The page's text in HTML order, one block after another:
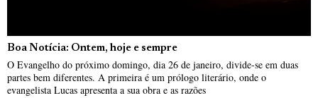
Boa Notícia: Ontem, hoje e sempre
O Evangelho do próximo domingo, dia 26 de janeiro, divide-se em duas
partes bem diferentes. A primeira é um prólogo literário, onde o
evangelista Lucas apresenta a sua obra e as razões